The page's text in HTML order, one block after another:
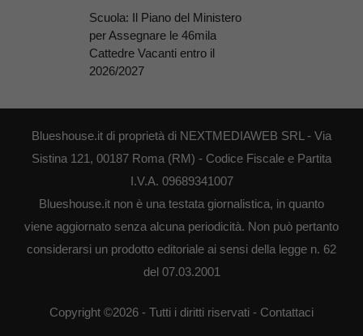
Scuola: Il Piano del Ministero
per Assegnare le 46mila
Cattedre Vacanti entro il
2026/2027
Blueshouse.it di proprietà di NEXTMEDIAWEB SRL - Via
Sistina 121, 00187 Roma (RM) - Codice Fiscale e Partita
I.V.A. 09689341007
Blueshouse.it non è una testata giornalistica, in quanto
viene aggiornato senza alcuna periodicità. Non può pertanto
considerarsi un prodotto editoriale ai sensi della legge n. 62
del 07.03.2001
Copyright ©2026 - Tutti i diritti riservati - Contattaci